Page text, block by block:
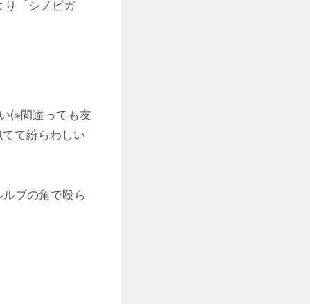
「シノビガ
(※間違っても友
て紛らわしい
ブの角で殴ら